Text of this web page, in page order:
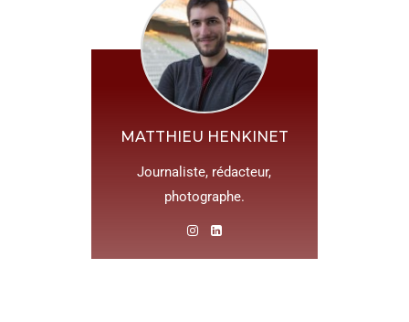
MATTHIEU HENKINET
Journaliste, rédacteur,
photographe.